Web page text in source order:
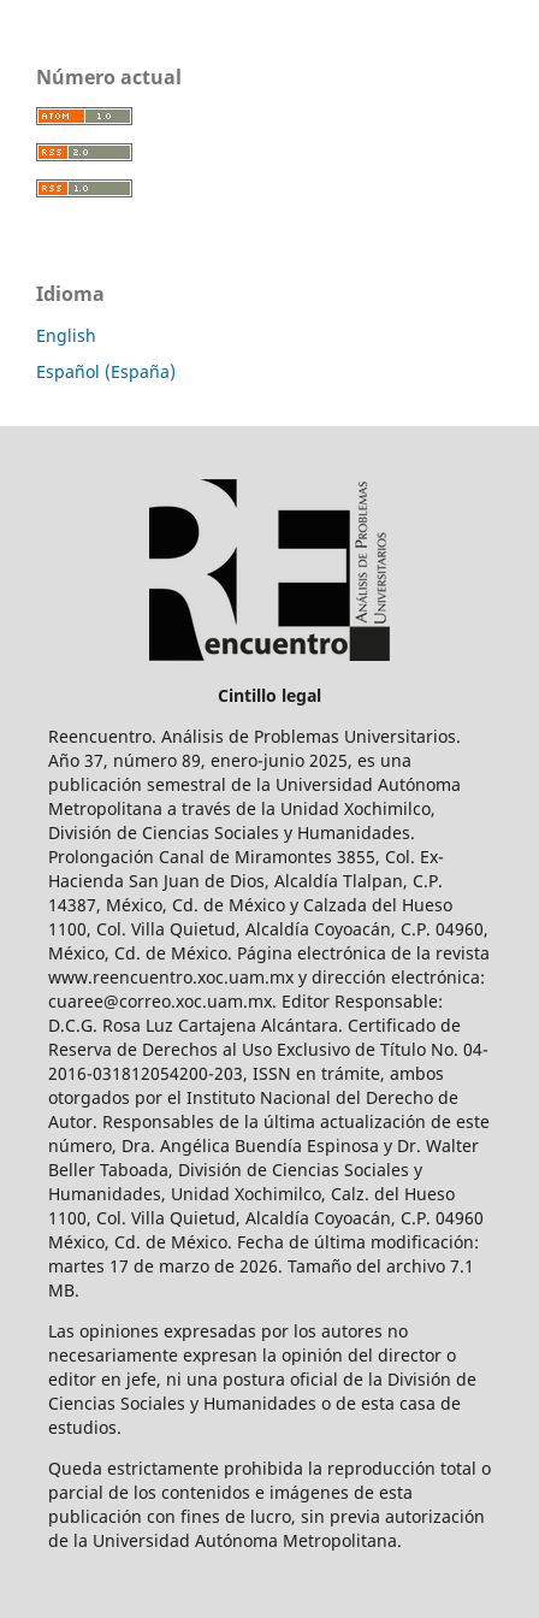
Número actual
Idioma
English
Español (España)
Cintillo legal
Reencuentro. Análisis de Problemas Universitarios.
Año 37, número 89, enero-junio 2025, es una
publicación semestral de la Universidad Autónoma
Metropolitana a través de la Unidad Xochimilco,
División de Ciencias Sociales y Humanidades.
Prolongación Canal de Miramontes 3855, Col. Ex-
Hacienda San Juan de Dios, Alcaldía Tlalpan, C.P.
14387, México, Cd. de México y Calzada del Hueso
1100, Col. Villa Quietud, Alcaldía Coyoacán, C.P. 04960,
México, Cd. de México. Página electrónica de la revista
www.reencuentro.xoc.uam.mx y dirección electrónica:
cuaree@correo.xoc.uam.mx. Editor Responsable:
D.C.G. Rosa Luz Cartajena Alcántara. Certificado de
Reserva de Derechos al Uso Exclusivo de Título No. 04-
2016-031812054200-203, ISSN en trámite, ambos
otorgados por el Instituto Nacional del Derecho de
Autor. Responsables de la última actualización de este
número, Dra. Angélica Buendía Espinosa y Dr. Walter
Beller Taboada, División de Ciencias Sociales y
Humanidades, Unidad Xochimilco, Calz. del Hueso
1100, Col. Villa Quietud, Alcaldía Coyoacán, C.P. 04960
México, Cd. de México. Fecha de última modificación:
martes 17 de marzo de 2026. Tamaño del archivo 7.1
MB.
Las opiniones expresadas por los autores no
necesariamente expresan la opinión del director o
editor en jefe, ni una postura oficial de la División de
Ciencias Sociales y Humanidades o de esta casa de
estudios.
Queda estrictamente prohibida la reproducción total o
parcial de los contenidos e imágenes de esta
publicación con fines de lucro, sin previa autorización
de la Universidad Autónoma Metropolitana.